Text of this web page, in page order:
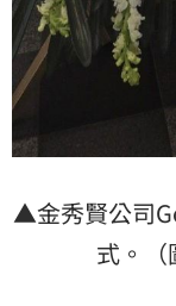
▲金秀賢公司
式。（